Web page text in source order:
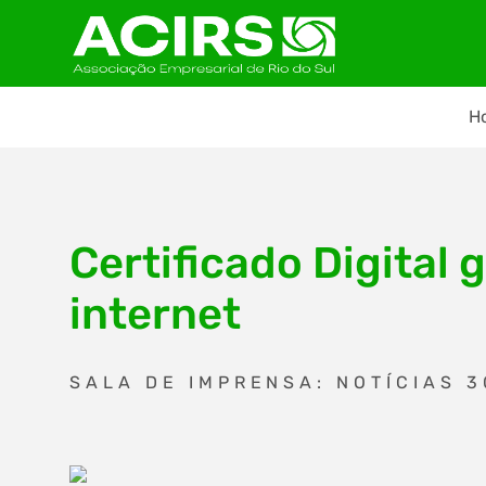
Certificado Digital
internet
SALA DE IMPRENSA: NOTÍCIAS